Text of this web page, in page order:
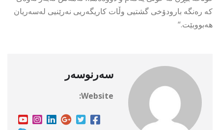
كە رەنگە بارودۆخی گشتیی وڵات كاریگەریی نەرێنیی لەسەریان
هەبووبێت.“
سەرنوسەر
Website: